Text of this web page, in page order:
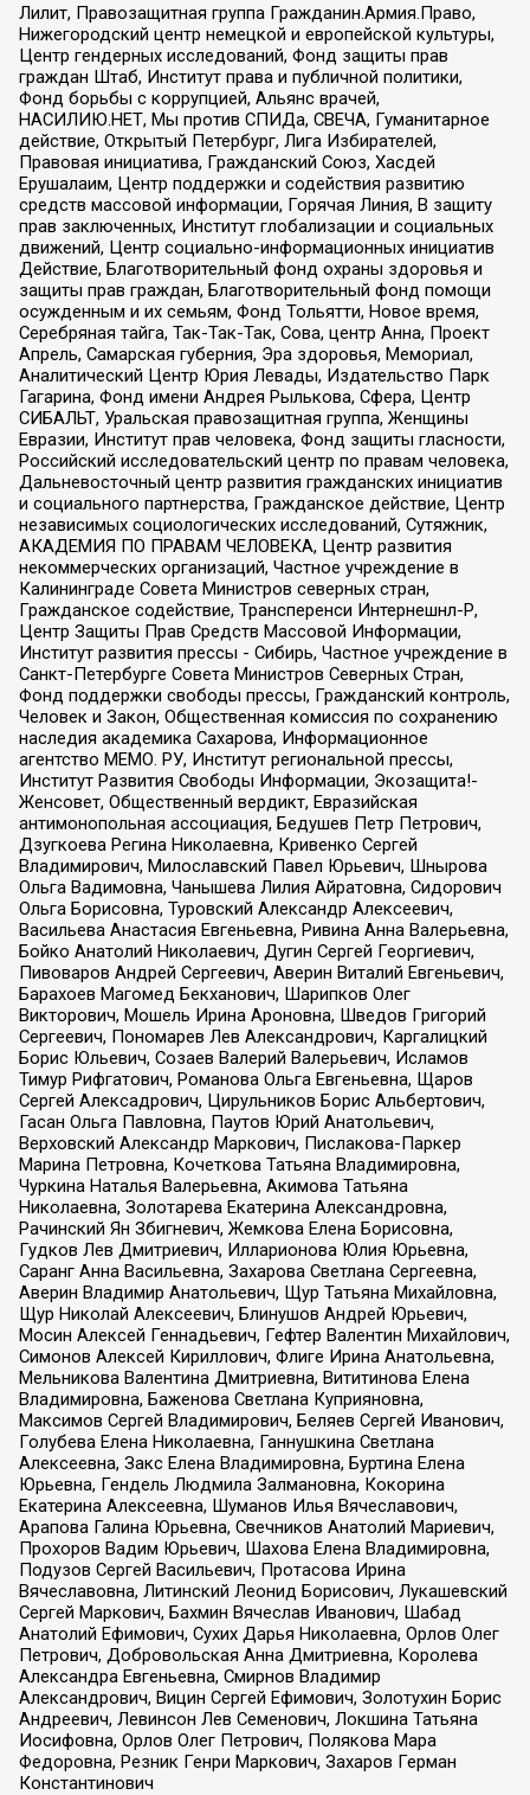
Лилит, Правозащитная группа Гражданин.Армия.Право,
Нижегородский центр немецкой и европейской культуры,
Центр гендерных исследований, Фонд защиты прав
граждан Штаб, Институт права и публичной политики,
Фонд борьбы с коррупцией, Альянс врачей,
НАСИЛИЮ.НЕТ, Мы против СПИДа, СВЕЧА, Гуманитарное
действие, Открытый Петербург, Лига Избирателей,
Правовая инициатива, Гражданский Союз, Хасдей
Ерушалаим, Центр поддержки и содействия развитию
средств массовой информации, Горячая Линия, В защиту
прав заключенных, Институт глобализации и социальных
движений, Центр социально-информационных инициатив
Действие, Благотворительный фонд охраны здоровья и
защиты прав граждан, Благотворительный фонд помощи
осужденным и их семьям, Фонд Тольятти, Новое время,
Серебряная тайга, Так-Так-Так, Сова, центр Анна, Проект
Апрель, Самарская губерния, Эра здоровья, Мемориал,
Аналитический Центр Юрия Левады, Издательство Парк
Гагарина, Фонд имени Андрея Рылькова, Сфера, Центр
СИБАЛЬТ, Уральская правозащитная группа, Женщины
Евразии, Институт прав человека, Фонд защиты гласности,
Российский исследовательский центр по правам человека,
Дальневосточный центр развития гражданских инициатив
и социального партнерства, Гражданское действие, Центр
независимых социологических исследований, Сутяжник,
АКАДЕМИЯ ПО ПРАВАМ ЧЕЛОВЕКА, Центр развития
некоммерческих организаций, Частное учреждение в
Калининграде Совета Министров северных стран,
Гражданское содействие, Трансперенси Интернешнл-Р,
Центр Защиты Прав Средств Массовой Информации,
Институт развития прессы - Сибирь, Частное учреждение в
Санкт-Петербурге Совета Министров Северных Стран,
Фонд поддержки свободы прессы, Гражданский контроль,
Человек и Закон, Общественная комиссия по сохранению
наследия академика Сахарова, Информационное
агентство МЕМО. РУ, Институт региональной прессы,
Институт Развития Свободы Информации, Экозащита!-
Женсовет, Общественный вердикт, Евразийская
антимонопольная ассоциация, Бедушев Петр Петрович,
Дзугкоева Регина Николаевна, Кривенко Сергей
Владимирович, Милославский Павел Юрьевич, Шнырова
Ольга Вадимовна, Чанышева Лилия Айратовна, Сидорович
Ольга Борисовна, Туровский Александр Алексеевич,
Васильева Анастасия Евгеньевна, Ривина Анна Валерьевна,
Бойко Анатолий Николаевич, Дугин Сергей Георгиевич,
Пивоваров Андрей Сергеевич, Аверин Виталий Евгеньевич,
Барахоев Магомед Бекханович, Шарипков Олег
Викторович, Мошель Ирина Ароновна, Шведов Григорий
Сергеевич, Пономарев Лев Александрович, Каргалицкий
Борис Юльевич, Созаев Валерий Валерьевич, Исламов
Тимур Рифгатович, Романова Ольга Евгеньевна, Щаров
Сергей Алексадрович, Цирульников Борис Альбертович,
Гасан Ольга Павловна, Паутов Юрий Анатольевич,
Верховский Александр Маркович, Пислакова-Паркер
Марина Петровна, Кочеткова Татьяна Владимировна,
Чуркина Наталья Валерьевна, Акимова Татьяна
Николаевна, Золотарева Екатерина Александровна,
Рачинский Ян Збигневич, Жемкова Елена Борисовна,
Гудков Лев Дмитриевич, Илларионова Юлия Юрьевна,
Саранг Анна Васильевна, Захарова Светлана Сергеевна,
Аверин Владимир Анатольевич, Щур Татьяна Михайловна,
Щур Николай Алексеевич, Блинушов Андрей Юрьевич,
Мосин Алексей Геннадьевич, Гефтер Валентин Михайлович,
Симонов Алексей Кириллович, Флиге Ирина Анатольевна,
Мельникова Валентина Дмитриевна, Вититинова Елена
Владимировна, Баженова Светлана Куприяновна,
Максимов Сергей Владимирович, Беляев Сергей Иванович,
Голубева Елена Николаевна, Ганнушкина Светлана
Алексеевна, Закс Елена Владимировна, Буртина Елена
Юрьевна, Гендель Людмила Залмановна, Кокорина
Екатерина Алексеевна, Шуманов Илья Вячеславович,
Арапова Галина Юрьевна, Свечников Анатолий Мариевич,
Прохоров Вадим Юрьевич, Шахова Елена Владимировна,
Подузов Сергей Васильевич, Протасова Ирина
Вячеславовна, Литинский Леонид Борисович, Лукашевский
Сергей Маркович, Бахмин Вячеслав Иванович, Шабад
Анатолий Ефимович, Сухих Дарья Николаевна, Орлов Олег
Петрович, Добровольская Анна Дмитриевна, Королева
Александра Евгеньевна, Смирнов Владимир
Александрович, Вицин Сергей Ефимович, Золотухин Борис
Андреевич, Левинсон Лев Семенович, Локшина Татьяна
Иосифовна, Орлов Олег Петрович, Полякова Мара
Федоровна, Резник Генри Маркович, Захаров Герман
Константинович